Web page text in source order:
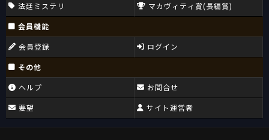
法廷ミステリ
マカヴィティ賞(長編賞)
会員機能
会員登録
ログイン
その他
ヘルプ
要望
お問合せ
サイト運営者